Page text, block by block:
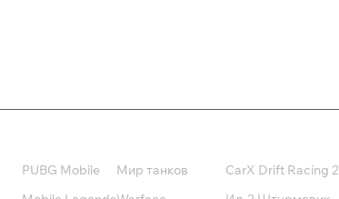
PUBG Mobile
Мир танков
CarX Drift Racing 2